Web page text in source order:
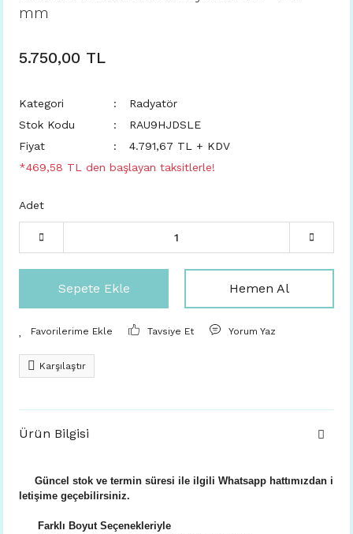
mm
5.750,00 TL
Kategori
Radyatör
Stok Kodu
RAU9HJDSLE
Fiyat
4.791,67 TL + KDV
*469,58 TL den başlayan taksitlerle!
Adet
Sepete Ekle Hemen Al
Tavsiye Et Yorum Yaz
Karşılaştır
Ürün Bilgisi
Güncel stok ve termin süresi ile ilgili Whatsapp hattımızdan i
letişime geçebilirsiniz.
Farklı Boyut Seçenekleriyle